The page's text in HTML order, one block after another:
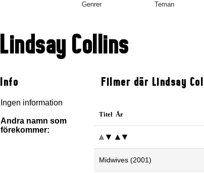
Genrer Teman
Lindsay Collins
Info
Ingen information
Andra namn som
förekommer:
Filmer där Lindsay
Titel År
Midwives (2001)